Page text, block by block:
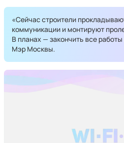
«Сейчас строители
коммуникации и монтируют
В планах — закончить все
Мэр Москвы.